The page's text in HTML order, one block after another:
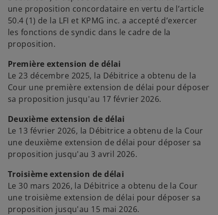
u
e
o
n
t
u
v
e
o
t
u
e
l
o
t
une proposition concordataire en vertu de l’article
50.4 (1) de la LFI et KPMG inc. a accepté d’exercer
les fonctions de syndic dans le cadre de la
proposition.
Première extension de délai
Le 23 décembre 2025, la Débitrice a obtenu de la
Cour une première extension de délai pour déposer
sa proposition jusqu'au 17 février 2026.
Deuxième extension de délai
Le 13 février 2026, la Débitrice a obtenu de la Cour
une deuxième extension de délai pour déposer sa
proposition jusqu'au 3 avril 2026.
Troisième extension de délai
Le 30 mars 2026, la Débitrice a obtenu de la Cour
une troisième extension de délai pour déposer sa
proposition jusqu'au 15 mai 2026.